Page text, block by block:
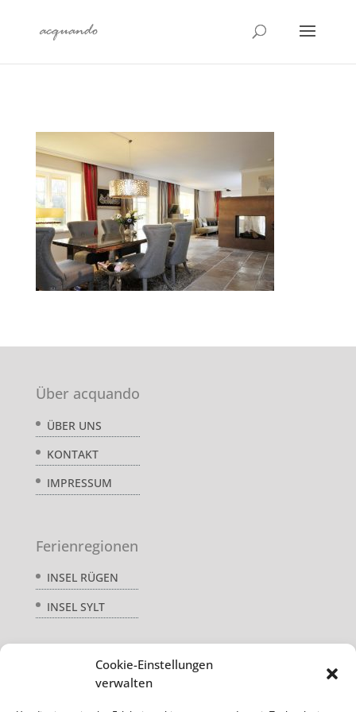
Cookie-Einstellungen
verwalten
Über acquando
ÜBER UNS
KONTAKT
IMPRESSUM
Ferienregionen
INSEL RÜGEN
INSEL SYLT